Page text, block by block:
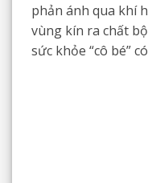
phản ánh qua khí
vùng kín ra chất
sức khỏe “cô bé”